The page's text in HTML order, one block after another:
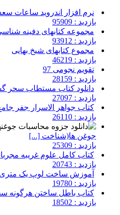
نرم افزار اندروید ساعات
بازدید : 95909
مجموعه کتابهای دفینه
بازدید : 93912
مجموع کتابهای شیخ بهایی
بازدید : 46219
تقویم نجومی 97
بازدید : 28159
دانلود کتاب مستطاب سحر
بازدید : 27097
کتاب جواهر الاسرار جفر جامع
بازدید : 26110
جوغن ها(شناخت [...]
بازدید : 25309
کتاب کامل علوم غریبه
بازدید : 20743
آموزش ساخت لوپ یک متری
بازدید : 19780
کتاب باطل ساختن هرگونه
بازدید : 18502